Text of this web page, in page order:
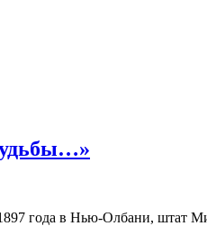
1897 года в Нью-Олбани, штат